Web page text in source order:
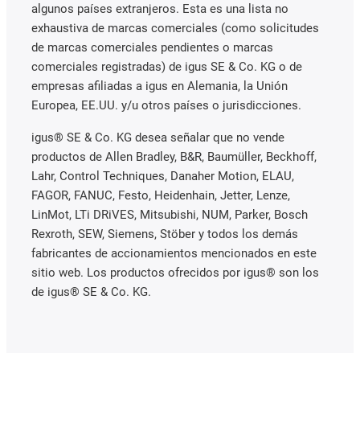
algunos países extranjeros. Esta es una lista no
exhaustiva de marcas comerciales (como solicitudes
de marcas comerciales pendientes o marcas
comerciales registradas) de igus SE & Co. KG o de
empresas afiliadas a igus en Alemania, la Unión
Europea, EE.UU. y/u otros países o jurisdicciones.
igus® SE & Co. KG desea señalar que no vende
productos de Allen Bradley, B&R, Baumüller, Beckhoff,
Lahr, Control Techniques, Danaher Motion, ELAU,
FAGOR, FANUC, Festo, Heidenhain, Jetter, Lenze,
LinMot, LTi DRiVES, Mitsubishi, NUM, Parker, Bosch
Rexroth, SEW, Siemens, Stöber y todos los demás
fabricantes de accionamientos mencionados en este
sitio web. Los productos ofrecidos por igus® son los
de igus® SE & Co. KG.